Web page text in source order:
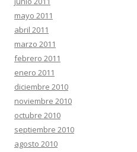
mayo 2011
abril 2011
marzo 2011
febrero 2011
enero 2011
diciembre 2010
noviembre 2010
octubre 2010
septiembre 2010
agosto 2010